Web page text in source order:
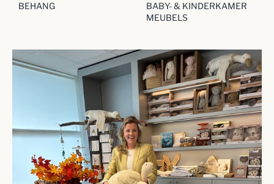
BEHANG
BABY- & KINDERKAMER
MEUBELS